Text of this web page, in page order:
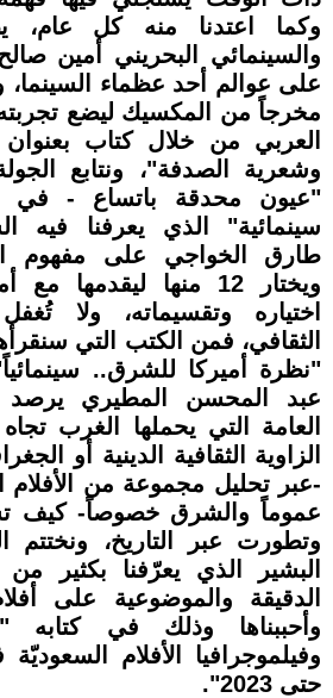
وكما اعتدنا منه كل عام،
والسينمائي البحريني أمين
على عوالم أحد عظماء السينما،
مخرجاً من المكسيك ليضع
العربي من خلال كتاب بعنوان
وشعرية الصدفة"، ونتابع
"عيون محدقة باتساع - في
سينمائية" الذي يعرفنا فيه
طارق الخواجي على مفهوم
ويختار 12 منها
اختياره وتقسيماته، ولا
الثقافي، فمن الكتب التي
"نظرة أميركا للشرق..
عبد المحسن المطيري يرصد
العامة التي يحملها الغرب
الزاوية الثقافية الدينية أو
-عبر تحليل مجموعة من الأفلام
عموماً والشرق خصوصاً- كيف
وتطورت عبر التاريخ، ونختتم
البشير الذي يعرّفنا بكثير من
الدقيقة والموضوعية على
وأحببناها وذلك في كتابه
وفيلموجرافيا الأفلام
حتى 2023".